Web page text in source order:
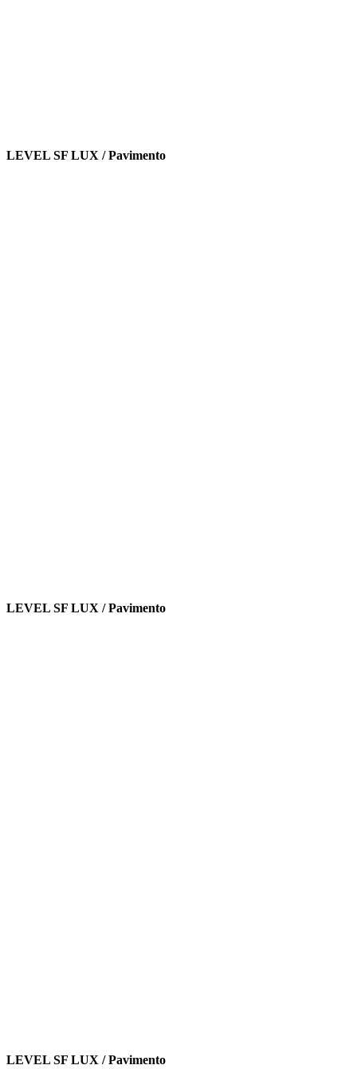
LEVEL SF LUX / Pavimento
LEVEL SF LUX / Pavimento
LEVEL SF LUX / Pavimento